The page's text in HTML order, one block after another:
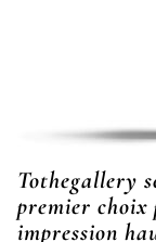
Tothegallery
premier
impression